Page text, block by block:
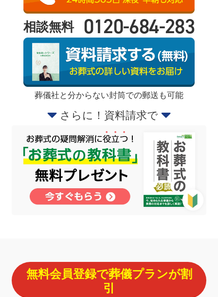
相談無料 0120-684-283
葬儀社と分からない封筒での郵送も可能
さらに！資料請求で
無料会員登録で葬儀プランが割
引